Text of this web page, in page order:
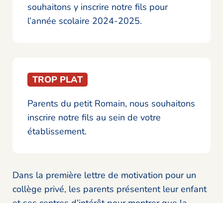
souhaitons y inscrire notre fils pour
l’année scolaire 2024-2025.
TROP PLAT
Parents du petit Romain, nous souhaitons
inscrire notre fils au sein de votre
établissement.
Dans la première lettre de motivation pour un
collège privé, les parents présentent leur enfant